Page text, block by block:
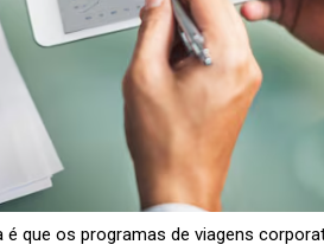
é que os programas de viagens